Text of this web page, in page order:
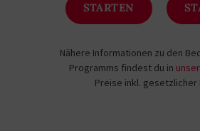
STARTEN
Nähere Informationen zu den
Programms findest du in
Preise inkl. gesetzlicher